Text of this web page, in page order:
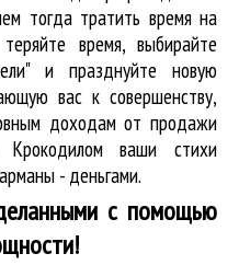
тогда тратить время на
время, выбирайте
и празднуйте новую
вас к совершенству,
доходам от продажи
ваши стихи
- деньгами.
с помощью